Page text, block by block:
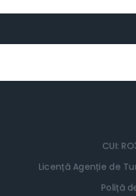
CUI:
Licență Agenție de
Poliță